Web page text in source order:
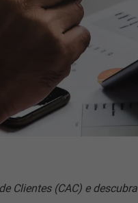
Clientes (CAC) e